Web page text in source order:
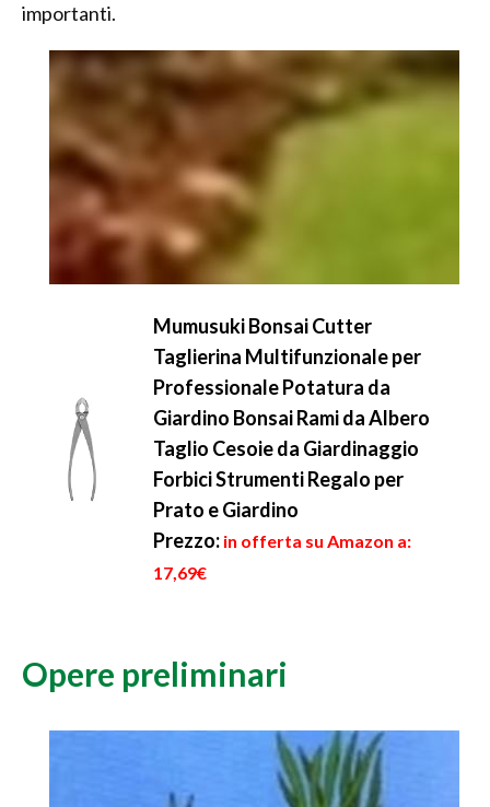
importanti.
Mumusuki Bonsai Cutter
Taglierina Multifunzionale per
Professionale Potatura da
Giardino Bonsai Rami da Albero
Taglio Cesoie da Giardinaggio
Forbici Strumenti Regalo per
Prato e Giardino
Prezzo: in offerta su Amazon a:
17,69€
Opere preliminari